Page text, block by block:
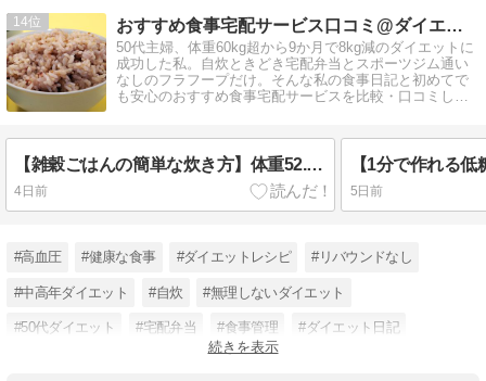
14 おすすめ食事宅配サービス口コミ@ダイエット
50代主婦、体重60kg超から9か月で8kg減のダイエットに
成功した私。自炊ときどき宅配弁当とスポーツジム通い
なしのフラフープだけ。そんな私の食事日記と初めてで
も安心のおすすめ食事宅配サービスを比較・口コミして
【雑穀ごはんの簡単な炊き方】体重52.7kg⇒52.4kg（2026年8月4日火曜）
4日前 5日前
#高血圧 #健康な食事 #ダイエットレシピ #リバウンドなし
#中高年ダイエット #自炊 #無理しないダイエット
#50代ダイエット #宅配弁当 #食事管理 #ダイエット日記
続きを表示